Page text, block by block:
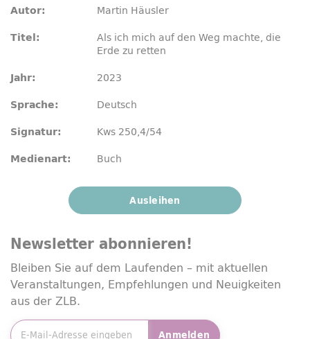
Autor: Martin Häusler
Titel: Als ich mich auf den Weg machte, die
Erde zu retten
Jahr: 2023
Sprache: Deutsch
Signatur: Kws 250,4/54
Medienart: Buch
Ausleihen
Newsletter abonnieren!
Bleiben Sie auf dem Laufenden – mit aktuellen
Veranstaltungen, Empfehlungen und Neuigkeiten
aus der ZLB.
Anmelden